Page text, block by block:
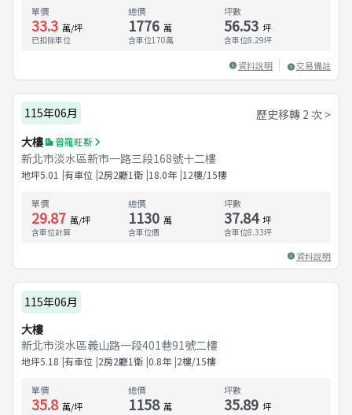
單價
33.3 萬/坪
已扣除車位
總價
1776 萬
含車位170萬
坪數
56.53 坪
含車位8.29坪
資料說明 交易備註
115年06月
歷史移轉 2 次 >
大樓
普羅旺斯
新北市淡水區新市一路三段168號十二樓
地坪5.01 有車位 2房2廳1衛 18.0年 12樓/15樓
單價
29.87 萬/坪
含車位計算
總價
1130 萬
含車位價
坪數
37.84 坪
含車位8.33坪
資料說明
115年06月
大樓
新北市淡水區義山路一段401巷91號二樓
地坪5.18 有車位 2房2廳1衛 0.8年 2樓/15樓
單價
35.8 萬/坪
總價
1158 萬
坪數
35.89 坪